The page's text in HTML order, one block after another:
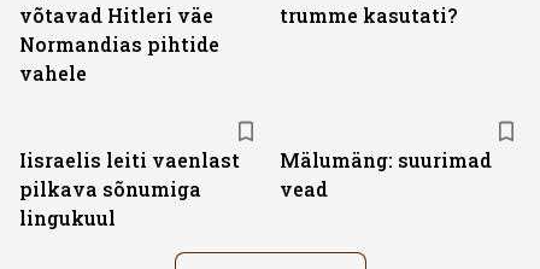
võtavad Hitleri väe
Normandias pihtide
vahele
trumme kasutati?
Iisraelis leiti vaenlast
pilkava sõnumiga
lingukuul
Mälumäng: suurimad
vead